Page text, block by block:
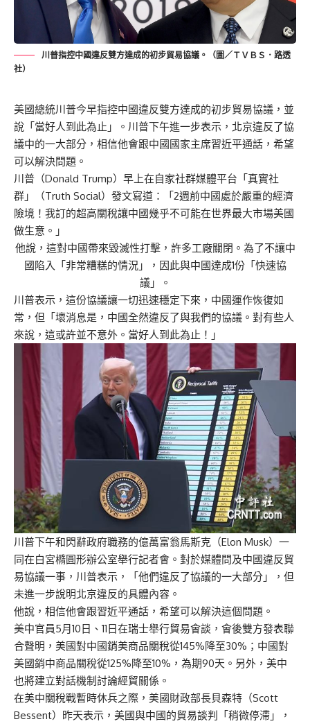
川普指控中國違反雙方達成的初步貿易協議。（圖／ＴＶＢＳ．路透
社）
美國總統川普今早指控中國違反雙方達成的初步貿易協議，並
說「當好人到此為止」。川普下午進一步表示，北京違反了協
議中的一大部分，相信他會跟中國國家主席習近平通話，希望
可以解決問題。
川普（Donald Trump）早上在自家社群媒體平台「真實社
群」（Truth Social）發文寫道：「2週前中國處於嚴重的經濟
險境！我訂的超高關稅讓中國幾乎不可能在世界最大市場美國
做生意。」
他說，這對中國帶來毀滅性打擊，許多工廠關閉。為了不讓中
國陷入「非常糟糕的情況」，因此與中國達成1份「快速協
議」。
川普表示，這份協議讓一切迅速穩定下來，中國運作恢復如
常，但「壞消息是，中國全然違反了與我們的協議。對有些人
來說，這或許並不意外。當好人到此為止！」
川普下午和閃辭政府職務的億萬富翁馬斯克（Elon Musk）一
同在白宮橢圓形辦公室舉行記者會。對於媒體問及中國違反貿
易協議一事，川普表示，「他們違反了協議的一大部分」，但
未進一步說明北京違反的具體內容。
他說，相信他會跟習近平通話，希望可以解決這個問題。
美中官員5月10日、11日在瑞士舉行貿易會談，會後雙方發表聯
合聲明，美國對中國銷美商品關稅從145%降至30%；中國對
美國銷中商品關稅從125%降至10%，為期90天。另外，美中
也將建立對話機制討論經貿關係。
在美中關稅戰暫時休兵之際，美國財政部長貝森特（Scott
Bessent）昨天表示，美國與中國的貿易談判「稍微停滯」，